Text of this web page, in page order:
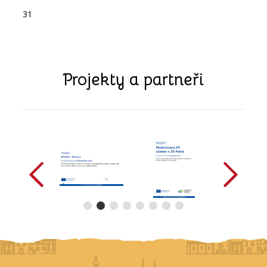
31
Projekty a partneři